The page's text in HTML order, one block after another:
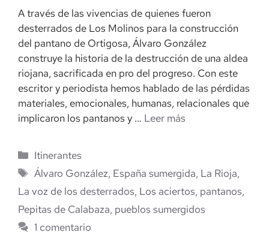
A través de las vivencias de quienes fueron
desterrados de Los Molinos para la construcción
del pantano de Ortigosa, Álvaro González
construye la historia de la destrucción de una aldea
riojana, sacrificada en pro del progreso. Con este
escritor y periodista hemos hablado de las pérdidas
materiales, emocionales, humanas, relacionales que
implicaron los pantanos y … Leer más
Categorías
Itinerantes
Etiquetas
Álvaro González, España sumergida, La Rioja,
La voz de los desterrados, Los aciertos, pantanos,
Pepitas de Calabaza, pueblos sumergidos
1 comentario